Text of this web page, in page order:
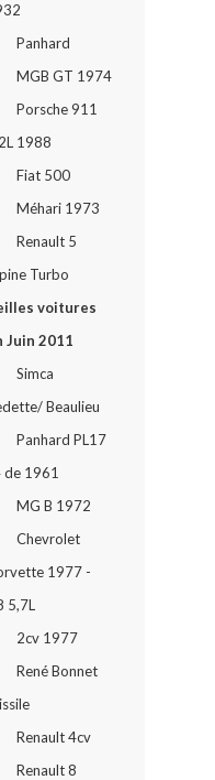
Panhard
MGB GT 1974
Porsche 911
1988
Fiat 500
Méhari 1973
Renault 5
Turbo
voitures
Juin 2011
Simca
Beaulieu
Panhard PL17
de 1961
MG B 1972
Chevrolet
1977 -
5,7L
2cv 1977
René Bonnet
Renault 4cv
Renault 8